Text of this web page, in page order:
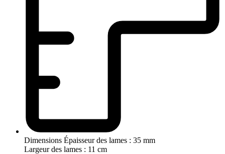
Dimensions Épaisseur des lames : 35 mm
Largeur des lames : 11 cm